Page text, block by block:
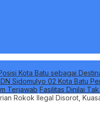
Kota Batu sebagai
Sidomulyo 02 Kota Batu
Terjawab Fasilitas Dinilai
Rokok Ilegal Disorot,